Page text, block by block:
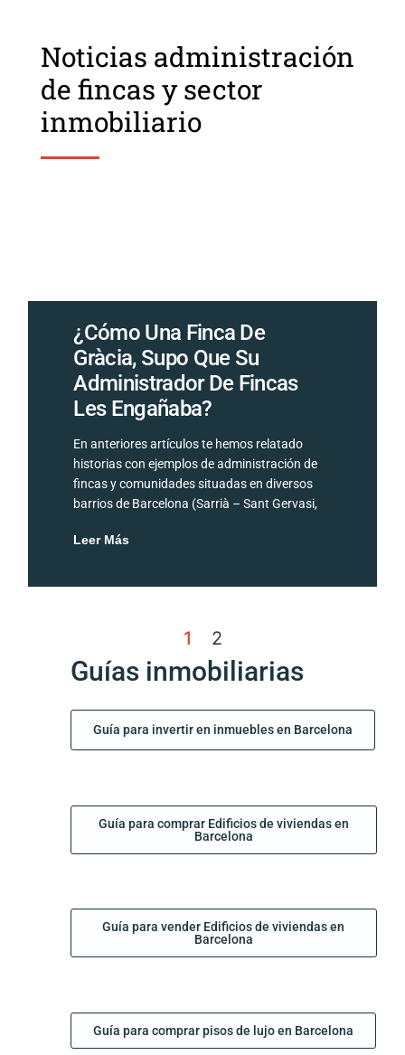
Noticias administración
de fincas y sector
inmobiliario
¿Cómo Una Finca De
Gràcia, Supo Que Su
Administrador De Fincas
Les Engañaba?
En anteriores artículos te hemos relatado
historias con ejemplos de administración de
fincas y comunidades situadas en diversos
barrios de Barcelona (Sarrià – Sant Gervasi,
Leer Más
1 2
Guías inmobiliarias
Guía para invertir en inmuebles en Barcelona
Guía para comprar Edificios de viviendas en
Barcelona
Guía para vender Edificios de viviendas en
Barcelona
Guía para comprar pisos de lujo en Barcelona